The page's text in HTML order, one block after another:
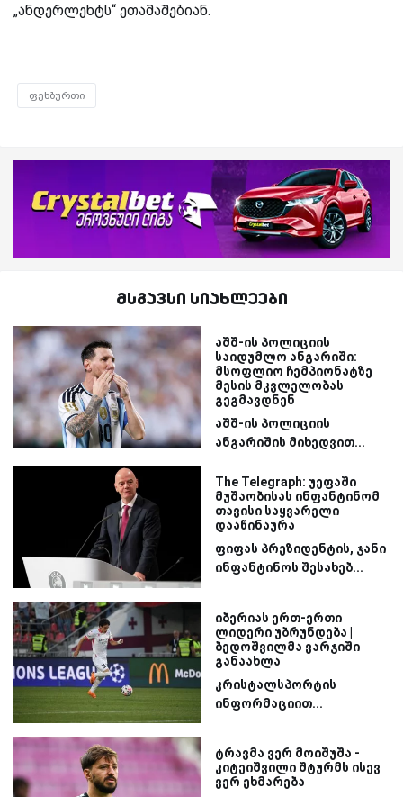
„ანდერლეხტს“ ეთამაშებიან.
ფეხბურთი
მსგავსი სიახლეები
აშშ-ის პოლიციის
საიდუმლო ანგარიში:
მსოფლიო ჩემპიონატზე
მესის მკვლელობას
გეგმავდნენ
აშშ-ის პოლიციის
ანგარიშის მიხედვით...
The Telegraph: უეფაში
მუშაობისას ინფანტინომ
თავისი საყვარელი
დააწინაურა
ფიფას პრეზიდენტის, ჯანი
ინფანტინოს შესახებ...
იბერიას ერთ-ერთი
ლიდერი უბრუნდება |
ბედოშვილმა ვარჯიში
განაახლა
კრისტალსპორტის
ინფორმაციით...
ტრავმა ვერ მოიშუშა -
კიტეიშვილი შტურმს ისევ
ვერ ეხმარება